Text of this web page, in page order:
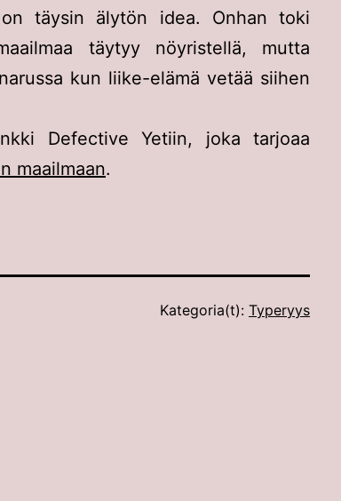
täysin älytön idea. Onhan toki
täytyy nöyristellä, mutta
kun liike-elämä vetää siihen
Defective Yetiin, joka tarjoaa
maailmaan.
Kategoria(t): Typeryys